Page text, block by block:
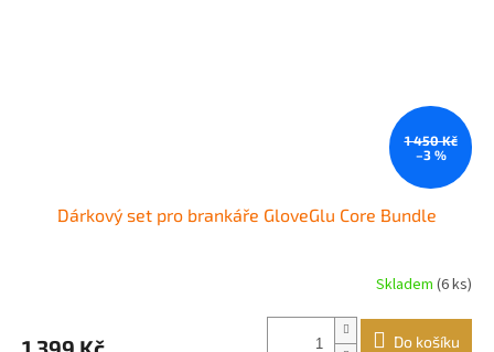
1 450 Kč
–3 %
Dárkový set pro brankáře GloveGlu Core Bundle
Skladem (6 ks)
Do košíku